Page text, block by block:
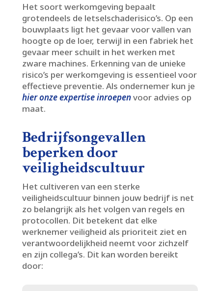
Het soort werkomgeving bepaalt
grotendeels de letselschaderisico’s.​ Op een
bouwplaats ligt het gevaar voor vallen van
hoogte op de loer, terwijl in een fabriek het
gevaar meer schuilt in het werken met
zware machines.​ Erkenning van de unieke
risico’s per werkomgeving is essentieel voor
effectieve preventie.​ Als ondernemer kun je
hier onze expertise inroepenvoor advies op
maat.​
Bedrijfsongevallen
beperken door
veiligheidscultuur
Het cultiveren van een sterke
veiligheidscultuur binnen jouw bedrijf is net
zo belangrijk als het volgen van regels en
protocollen.​ Dit betekent dat elke
werknemer veiligheid als prioriteit ziet en
verantwoordelijkheid neemt voor zichzelf
en zijn collega’s.​ Dit kan worden bereikt
door: